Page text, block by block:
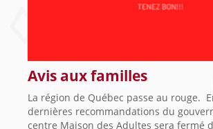
Avis aux familles
La région de Québec passe au rouge.
dernières recommandations du
centre Maison des Adultes sera fermé